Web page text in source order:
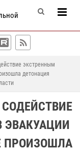
экстренным
детонация
ПРОИЗОШЛА